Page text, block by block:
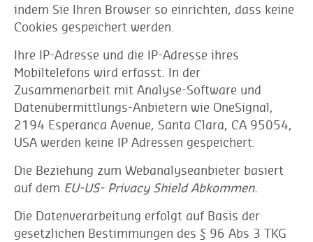
indem Sie Ihren Browser so einrichten, dass keine
Cookies gespeichert werden.
Ihre IP-Adresse und die IP-Adresse ihres
Mobiltelefons wird erfasst. In der
Zusammenarbeit mit Analyse-Software und
Datenübermittlungs-Anbietern wie OneSignal,
2194 Esperanca Avenue, Santa Clara, CA 95054,
USA werden keine IP Adressen gespeichert.
Die Beziehung zum Webanalyseanbieter basiert
auf dem EU-US- Privacy Shield Abkommen.
Die Datenverarbeitung erfolgt auf Basis der
gesetzlichen Bestimmungen des § 96 Abs 3 TKG